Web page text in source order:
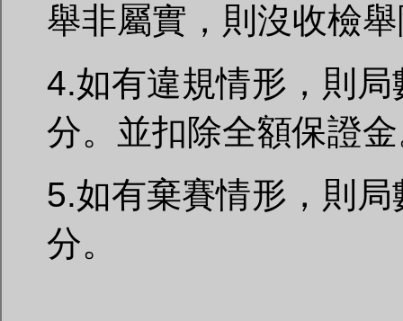
舉非屬實，則沒收檢
4.如有違規情形，則
分。並扣除全額保證
5.如有棄賽情形，則
分。